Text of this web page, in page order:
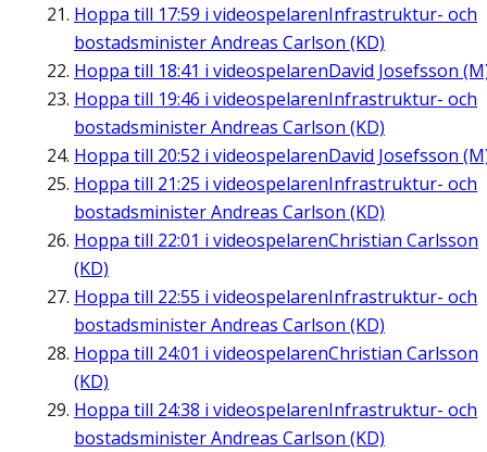
Hoppa till 17:59 i videospelarenInfrastruktur- och
bostadsminister Andreas Carlson (KD)
Hoppa till 18:41 i videospelarenDavid Josefsson
Hoppa till 19:46 i videospelarenInfrastruktur- och
bostadsminister Andreas Carlson (KD)
Hoppa till 20:52 i videospelarenDavid Josefsson
Hoppa till 21:25 i videospelarenInfrastruktur- och
bostadsminister Andreas Carlson (KD)
Hoppa till 22:01 i videospelarenChristian Carlsson
(KD)
Hoppa till 22:55 i videospelarenInfrastruktur- och
bostadsminister Andreas Carlson (KD)
Hoppa till 24:01 i videospelarenChristian Carlsson
(KD)
Hoppa till 24:38 i videospelarenInfrastruktur- och
bostadsminister Andreas Carlson (KD)